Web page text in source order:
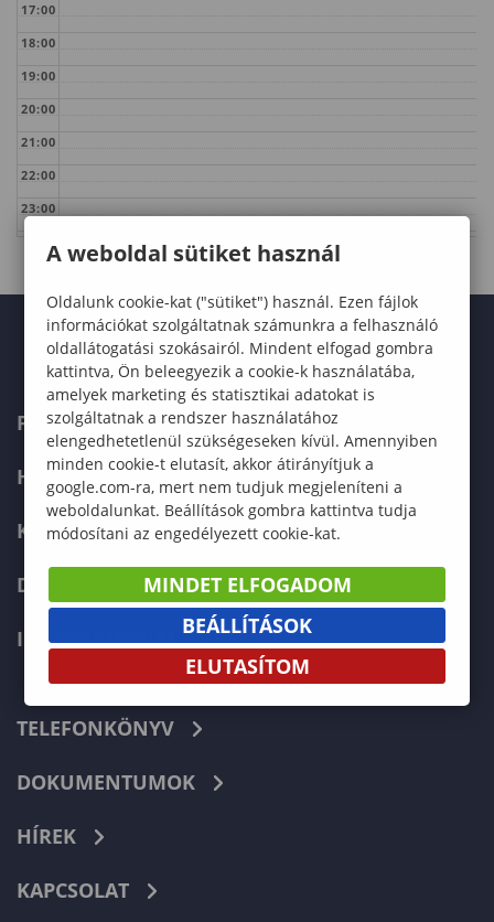
17:00
18:00
19:00
20:00
21:00
22:00
23:00
FELVÉTELIZŐKNEK
HALLGATÓKNAK
KÉPZÉSEK
DOKTORI ISKOLA
INTERNATIONAL
TELEFONKÖNYV
DOKUMENTUMOK
HÍREK
KAPCSOLAT
A weboldal sütiket használ
Oldalunk cookie-kat ("sütiket") használ. Ezen fájlok
információkat szolgáltatnak számunkra a felhasználó
oldallátogatási szokásairól. Mindent elfogad gombra
kattintva, Ön beleegyezik a cookie-k használatába,
amelyek marketing és statisztikai adatokat is
szolgáltatnak a rendszer használatához
elengedhetetlenül szükségeseken kívül. Amennyiben
minden cookie-t elutasít, akkor átirányítjuk a
google.com-ra, mert nem tudjuk megjeleníteni a
weboldalunkat. Beállítások gombra kattintva tudja
módosítani az engedélyezett cookie-kat.
MINDET ELFOGADOM
BEÁLLÍTÁSOK
ELUTASÍTOM